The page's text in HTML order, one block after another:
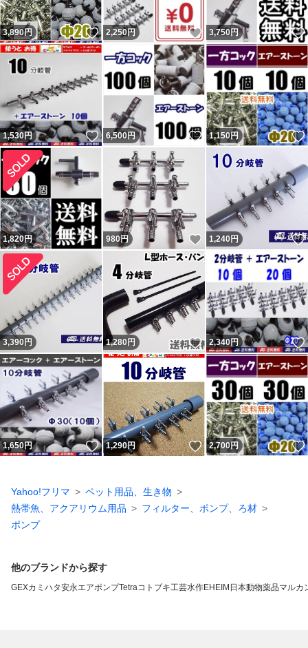
3,890円 いいね！
2,250円 いいね！
3,750円
1,530円 いいね！
6,500円 いいね！
1,150円
1,820円 980円 いいね！
1,240円
3,390円 1,280円 いいね！
2,340円
1,650円 いいね！
1,290円 いいね！
2,700円
Yahoo!フリマ
ペット用品、生き物
熱帯魚、アクアリウム用品
フィルター、ポンプ、ろ材
ポンプ
他のブランドから探す
GEXカミハタ安永エアポンプTetraコトブキ工芸水作EHEIM 日本動物薬品マルカ